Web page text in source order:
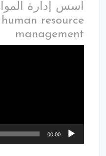
أسس إدارة
resource
management
00:00